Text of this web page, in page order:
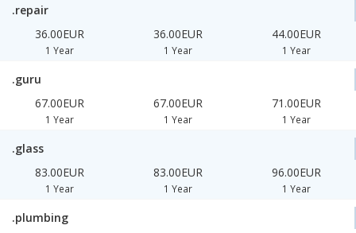
.repair
36.00EUR
1 Year
36.00EUR
1 Year
44.00EUR
1 Year
.guru
67.00EUR
1 Year
67.00EUR
1 Year
71.00EUR
1 Year
.glass
83.00EUR
1 Year
83.00EUR
1 Year
96.00EUR
1 Year
.plumbing